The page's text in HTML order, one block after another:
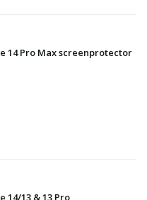
14 Pro Max screenprotector
14/13 & 13 Pro